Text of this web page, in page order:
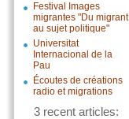
Festival Images
migrantes "Du migrant
au sujet politique"
Universitat
Internacional de la
Pau
Écoutes de créations
radio et migrations
3 recent articles: